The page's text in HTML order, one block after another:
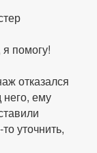
помогу!
отказался
него, ему
уточнить,